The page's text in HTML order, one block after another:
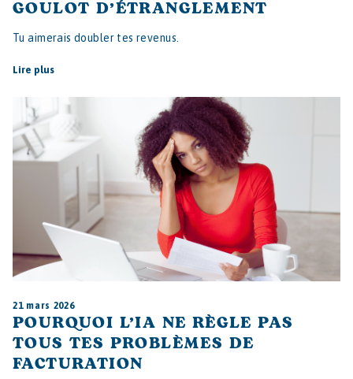
GOULOT D’ÉTRANGLEMENT
Tu aimerais doubler tes revenus.
Lire plus
21 mars 2026
POURQUOI L’IA NE RÈGLE PAS
TOUS TES PROBLÈMES DE
FACTURATION